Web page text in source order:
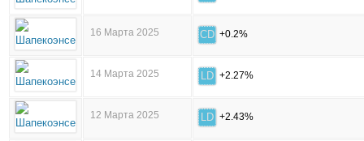
16 Марта 2025 CD +0.2%
14 Марта 2025 LD +2.27%
12 Марта 2025 LD +2.43%